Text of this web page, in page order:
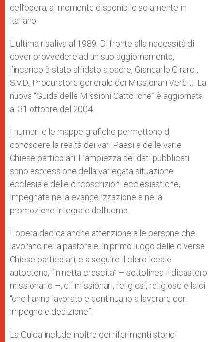
dell’opera, al momento disponibile solamente in
italiano.
L’ultima risaliva al 1989. Di fronte alla necessità di
dover provvedere ad un suo aggiornamento,
l’incarico è stato affidato a padre, Giancarlo Girardi,
S.V.D., Procuratore generale dei Missionari Verbiti. La
nuova “Guida delle Missioni Cattoliche” è aggiornata
al 31 ottobre del 2004.
I numeri e le mappe grafiche permettono di
conoscere la realtà dei vari Paesi e delle varie
Chiese particolari. L’ampiezza dei dati pubblicati
sono espressione della variegata situazione
ecclesiale delle circoscrizioni ecclesiastiche,
impegnate nella evangelizzazione e nella
promozione integrale dell’uomo.
L’opera dedica anche attenzione alle persone che
lavorano nella pastorale, in primo luogo delle diverse
Chiese particolari, e a seguire il clero locale
autoctono, “in netta crescita” – sottolinea il dicastero
missionario –, e i missionari, religiosi, religiose e laici
“che hanno lavorato e continuano a lavorare con
impegno e dedizione”.
La Guida include inoltre dei riferimenti storici